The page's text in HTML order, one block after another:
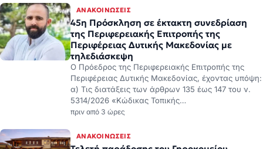
ΑΝΑΚΟΙΝΏΣΕΙΣ
45η Πρόσκληση σε έκτακτη συνεδρίαση
της Περιφερειακής Επιτροπής της
Περιφέρειας Δυτικής Μακεδονίας με
τηλεδιάσκεψη
Ο Πρόεδρος της Περιφερειακής Επιτροπής της
Περιφέρειας Δυτικής Μακεδονίας, έχοντας υπόψη:
α) Τις διατάξεις των άρθρων 135 έως 147 του ν.
5314/2026 «Κώδικας Τοπικής…
πριν από 3 ώρες
ΑΝΑΚΟΙΝΏΣΕΙΣ